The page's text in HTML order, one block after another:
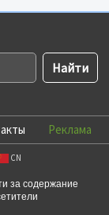
Реклама
CN
за содержание